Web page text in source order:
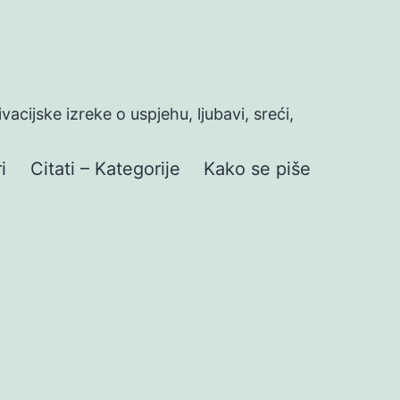
izreke o uspjehu, ljubavi, sreći,
Citati – Kategorije Kako se piše